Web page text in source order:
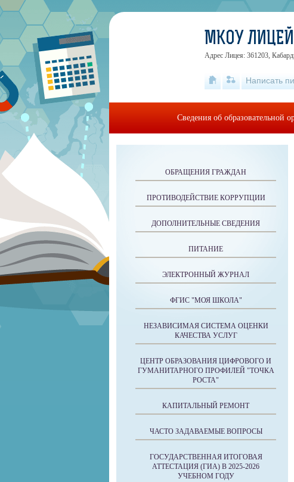
ОБРАЩЕНИЯ ГРАЖДАН
ПРОТИВОДЕЙСТВИЕ КОРРУПЦИИ
ДОПОЛНИТЕЛЬНЫЕ СВЕДЕНИЯ
ПИТАНИЕ
ЭЛЕКТРОННЫЙ ЖУРНАЛ
ФГИС "МОЯ ШКОЛА"
НЕЗАВИСИМАЯ СИСТЕМА ОЦЕНКИ
КАЧЕСТВА УСЛУГ
ЦЕНТР ОБРАЗОВАНИЯ ЦИФРОВОГО И
ГУМАНИТАРНОГО ПРОФИЛЕЙ "ТОЧКА
РОСТА"
КАПИТАЛЬНЫЙ РЕМОНТ
ЧАСТО ЗАДАВАЕМЫЕ ВОПРОСЫ
ГОСУДАРСТВЕННАЯ ИТОГОВАЯ
АТТЕСТАЦИЯ (ГИА) В 2025-2026
УЧЕБНОМ ГОДУ
МКОУ
Адрес Лицея: 361203,
Написать
Сведения об образовательной